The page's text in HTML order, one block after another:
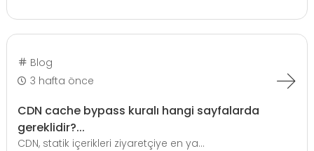
Blog
3 hafta önce
CDN cache bypass kuralı hangi sayfalarda
gereklidir?...
CDN, statik içerikleri ziyaretçiye en ya...